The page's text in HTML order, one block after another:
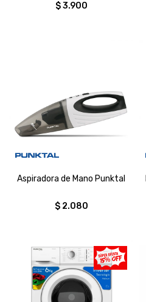
$ 3.900
Aspiradora de Mano Punktal
$ 2.080